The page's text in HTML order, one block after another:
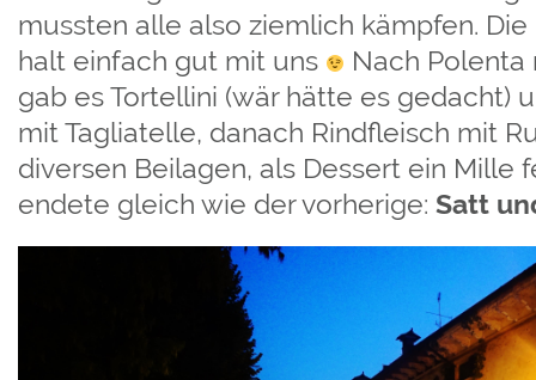
mussten alle also ziemlich kämpfen.
halt einfach gut mit uns
Nach Polenta
gab es Tortellini (wär hätte es gedacht)
mit Tagliatelle, danach Rindfleisch mit
diversen Beilagen, als Dessert ein Mille
endete gleich wie der vorherige: Satt